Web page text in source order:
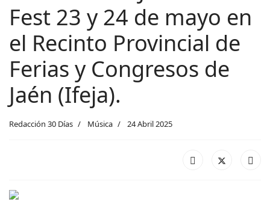
Fest 23 y 24 de mayo en
el Recinto Provincial de
Ferias y Congresos de
Jaén (Ifeja).
Redacción 30 Días Música 24 Abril 2025